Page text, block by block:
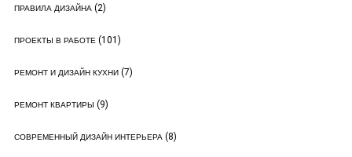
ПРАВИЛА ДИЗАЙНА(2)
ПРОЕКТЫ В РАБОТЕ(101)
РЕМОНТ И ДИЗАЙН КУХНИ(7)
РЕМОНТ КВАРТИРЫ (9)
СОВРЕМЕННЫЙ ДИЗАЙН ИНТЕРЬЕРА(8)